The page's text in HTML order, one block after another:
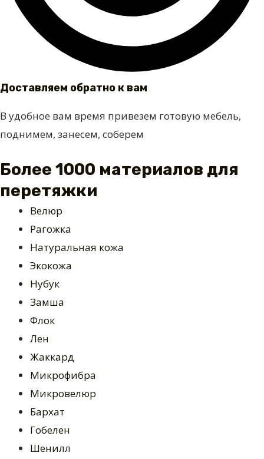
Доставляем обратно к вам
В удобное вам время привезем готовую мебель,
поднимем, занесем, соберем
Более 1000 материалов для
перетяжки
Велюр
Рагожка
Натуральная кожа
Экокожа
Нубук
Замша
Флок
Лен
Жаккард
Микрофибра
Микровелюр
Бархат
Гобелен
Шенилл